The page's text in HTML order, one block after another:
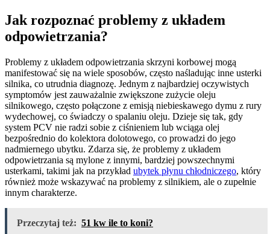
Jak rozpoznać problemy z układem
odpowietrzania?
Problemy z układem odpowietrzania skrzyni korbowej mogą
manifestować się na wiele sposobów, często naśladując inne usterki
silnika, co utrudnia diagnozę. Jednym z najbardziej oczywistych
symptomów jest zauważalnie zwiększone zużycie oleju
silnikowego, często połączone z emisją niebieskawego dymu z rury
wydechowej, co świadczy o spalaniu oleju. Dzieje się tak, gdy
system PCV nie radzi sobie z ciśnieniem lub wciąga olej
bezpośrednio do kolektora dolotowego, co prowadzi do jego
nadmiernego ubytku. Zdarza się, że problemy z układem
odpowietrzania są mylone z innymi, bardziej powszechnymi
usterkami, takimi jak na przykład ubytek płynu chłodniczego, który
również może wskazywać na problemy z silnikiem, ale o zupełnie
innym charakterze.
Przeczytaj też: 51 kw ile to koni?